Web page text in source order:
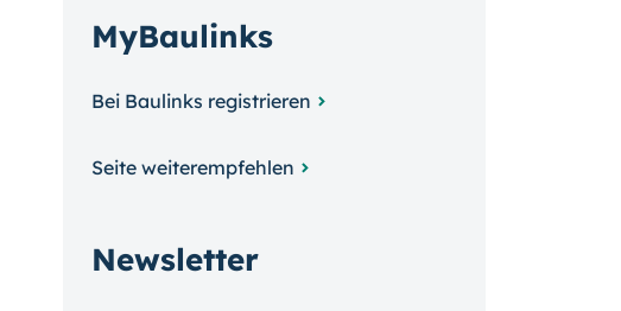
MyBaulinks
Bei Baulinks registrieren
Seite weiterempfehlen
Newsletter